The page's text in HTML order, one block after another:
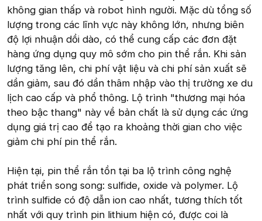
không gian thấp và robot hình người. Mặc dù tổng số
lượng trong các lĩnh vực này không lớn, nhưng biên
độ lợi nhuận dồi dào, có thể cung cấp các đơn đặt
hàng ứng dụng quy mô sớm cho pin thể rắn. Khi sản
lượng tăng lên, chi phí vật liệu và chi phí sản xuất sẽ
dần giảm, sau đó dần thâm nhập vào thị trường xe du
lịch cao cấp và phổ thông. Lộ trình "thương mại hóa
theo bậc thang" này về bản chất là sử dụng các ứng
dụng giá trị cao để tạo ra khoảng thời gian cho việc
giảm chi phí pin thể rắn.
Hiện tại, pin thể rắn tồn tại ba lộ trình công nghệ
phát triển song song: sulfide, oxide và polymer. Lộ
trình sulfide có độ dẫn ion cao nhất, tương thích tốt
nhất với quy trình pin lithium hiện có, được coi là